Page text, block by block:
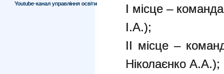
Youtube-канал управління освіти
І місце –
І.А.);
ІІ місце –
Ніколаєнко А.А.);